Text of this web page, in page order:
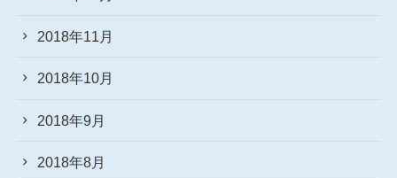
2018年11月
2018年10月
2018年9月
2018年8月